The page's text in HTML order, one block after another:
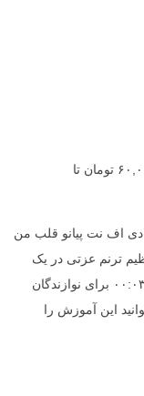
محدوده قیمت: ۶۰,۰۰۰ تومان تا
دی اف نت پیانو قلب من
ترنم عزتی در یک
ویدیو آموزشی با فرمت MP4 و زمان تقریبی ۰۰:۰۳:۰۶ برای نوازندگان
این آموزش را